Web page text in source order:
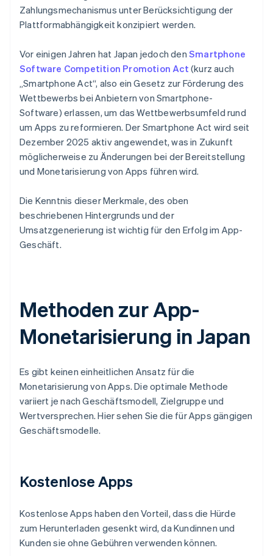
Zahlungsmechanismus unter Berücksichtigung der
Plattformabhängigkeit konzipiert werden.
Vor einigen Jahren hat Japan jedoch den Smartphone
Software Competition Promotion Act (kurz auch
„Smartphone Act“, also ein Gesetz zur Förderung des
Wettbewerbs bei Anbietern von Smartphone-
Software) erlassen, um das Wettbewerbsumfeld rund
um Apps zu reformieren. Der Smartphone Act wird seit
Dezember 2025 aktiv angewendet, was in Zukunft
möglicherweise zu Änderungen bei der Bereitstellung
und Monetarisierung von Apps führen wird.
Die Kenntnis dieser Merkmale, des oben
beschriebenen Hintergrunds und der
Umsatzgenerierung ist wichtig für den Erfolg im App-
Geschäft.
Methoden zur App-
Monetarisierung in Japan
Es gibt keinen einheitlichen Ansatz für die
Monetarisierung von Apps. Die optimale Methode
variiert je nach Geschäftsmodell, Zielgruppe und
Wertversprechen. Hier sehen Sie die für Apps gängigen
Geschäftsmodelle.
Kostenlose Apps
Kostenlose Apps haben den Vorteil, dass die Hürde
zum Herunterladen gesenkt wird, da Kundinnen und
Kunden sie ohne Gebühren verwenden können.